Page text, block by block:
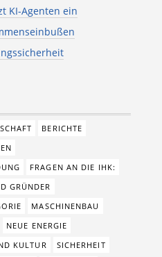
KI-Agenten ein
BERICHTE
FRAGEN AN DIE IHK:
GRÜNDER
MASCHINENBAU
NEUE ENERGIE
KULTUR
SICHERHEIT